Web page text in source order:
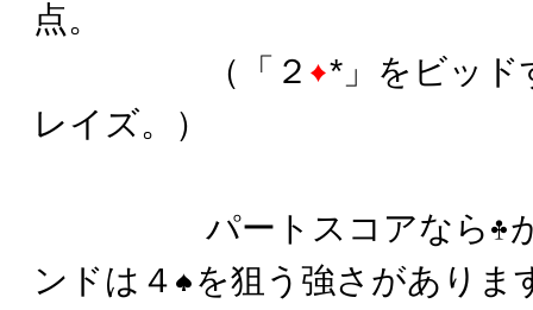
点。
（「２
*」をビッド
レイズ。）
パートスコアなら
ンドは４
を狙う強さがありま